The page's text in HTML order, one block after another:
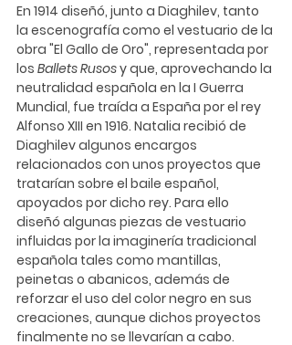
En 1914 diseñó, junto a Diaghilev, tanto
la escenografía como el vestuario de la
obra "El Gallo de Oro", representada por
los Ballets Rusos y que, aprovechando la
neutralidad española en la I Guerra
Mundial, fue traída a España por el rey
Alfonso XIII en 1916. Natalia recibió de
Diaghilev algunos encargos
relacionados con unos proyectos que
tratarían sobre el baile español,
apoyados por dicho rey. Para ello
diseñó algunas piezas de vestuario
influidas por la imaginería tradicional
española tales como mantillas,
peinetas o abanicos, además de
reforzar el uso del color negro en sus
creaciones, aunque dichos proyectos
finalmente no se llevarían a cabo.